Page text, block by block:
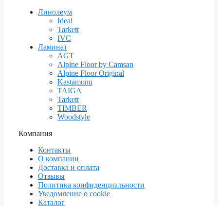
Линолеум
Ideal
Tarkett
IVC
Ламинат
AGT
Alpine Floor by Camsan
Alpine Floor Original
Kastamonu
TAIGA
Tarkett
TIMBER
Woodstyle
Компания
Контакты
О компании
Доставка и оплата
Отзывы
Политика конфиденциальности
Уведомление о cookie
Каталог